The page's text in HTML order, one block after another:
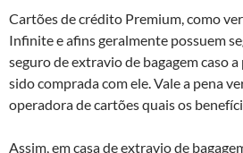
Cartões de crédito Premium, como
Infinite e afins geralmente possuem
seguro de extravio de bagagem caso
sido comprada com ele. Vale a pena
operadora de cartões quais os
Assim, em casa de extravio de